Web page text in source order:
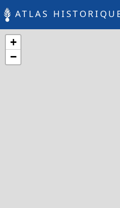
ATLAS
+
−